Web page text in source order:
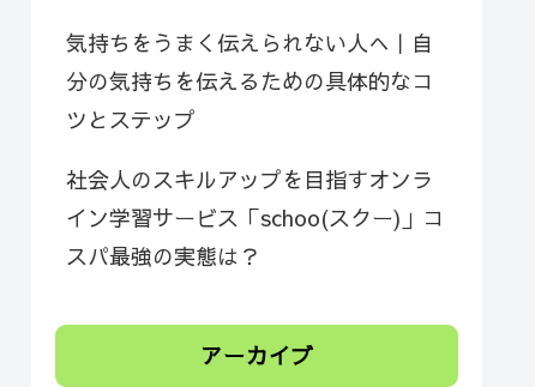
気持ちをうまく伝えられない人へ｜自
分の気持ちを伝えるための具体的なコ
ツとステップ
社会人のスキルアップを目指すオンラ
イン学習サービス「schoo(スクー)」コ
スパ最強の実態は？
アーカイブ